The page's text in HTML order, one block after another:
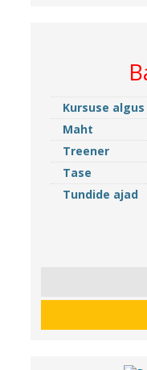
Kursuse algus
Maht
Treener
Tase
Tundide ajad